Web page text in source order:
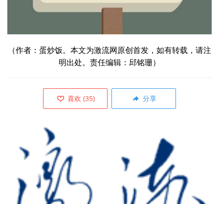
（作者：蛋炒饭。本文为激流网原创首发，如有转载，请注
明出处。责任编辑：邱铭珊）
喜欢 (35) 分享